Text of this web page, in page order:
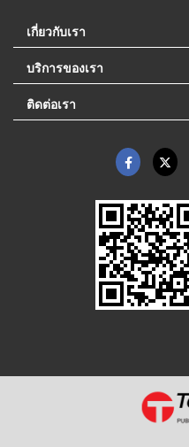
เกี่ยวกับเรา
บริการของเรา
ติดต่อเรา